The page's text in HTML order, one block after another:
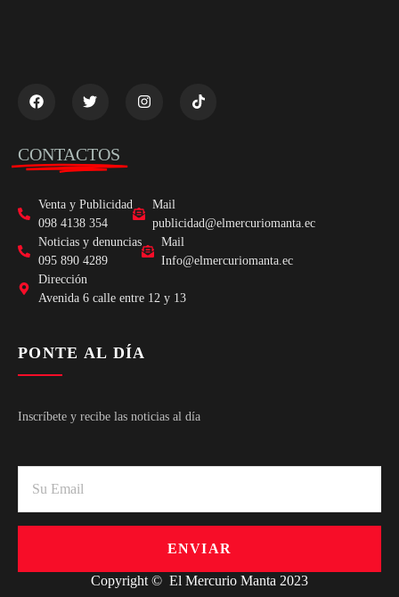
CONTACTOS
Venta y Publicidad
098 4138 354
Mail
publicidad@elmercuriomanta.ec
Noticias y denuncias
095 890 4289
Mail
Info@elmercuriomanta.ec
Dirección
Avenida 6 calle entre 12 y 13
PONTE AL DÍA
Inscríbete y recibe las noticias al día
ENVIAR
Copyright © El Mercurio Manta 2023